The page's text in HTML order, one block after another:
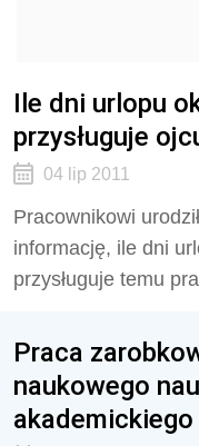
Ile dni urlopu
przysługuje
04 lip 2011
Pracownikowi
informację, ile dni
przysługuje temu
Praca
naukowego
akademickiego